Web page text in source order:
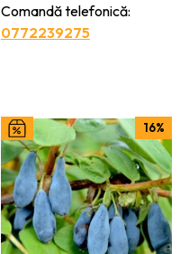
Comandă telefonică:
0772239275
16%